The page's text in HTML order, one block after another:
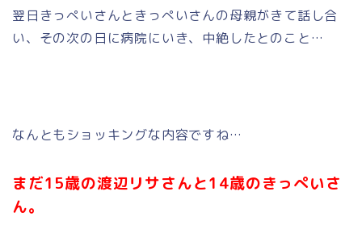
翌日きっぺいさんときっぺいさんの母親がきて話し合
い、その次の日に病院にいき、中絶したとのこと…
なんともショッキングな内容ですね…
まだ15歳の渡辺リサさんと14歳のきっぺいさ
ん。